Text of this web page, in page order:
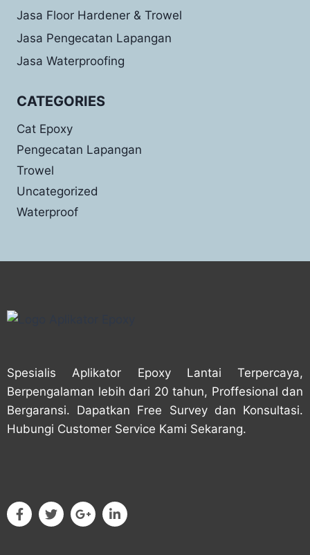
Jasa Floor Hardener & Trowel
Jasa Pengecatan Lapangan
Jasa Waterproofing
CATEGORIES
Cat Epoxy
Pengecatan Lapangan
Trowel
Uncategorized
Waterproof
Spesialis Aplikator Epoxy Lantai Terpercaya,
Berpengalaman lebih dari 20 tahun, Proffesional dan
Bergaransi. Dapatkan Free Survey dan Konsultasi.
Hubungi Customer Service Kami Sekarang.